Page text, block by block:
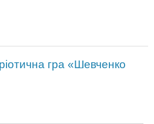
гра «Шевченко